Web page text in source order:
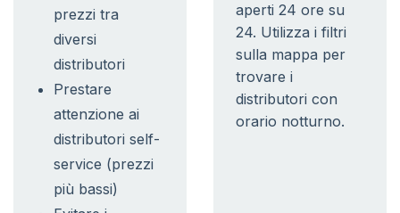
prezzi tra
diversi
distributori
Prestare
attenzione ai
distributori self-
service (prezzi
più bassi)
aperti 24 ore su
24. Utilizza i filtri
sulla mappa per
trovare i
distributori con
orario notturno.